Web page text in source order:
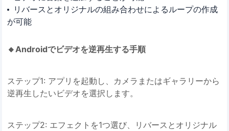
リバースとオリジナルの組み合わせによるループの作成
が可能
🔸Androidでビデオを逆再生する手順
ステップ1: アプリを起動し、カメラまたはギャラリーから
逆再生したいビデオを選択します。
ステップ2: エフェクトを1つ選び、リバースとオリジナル